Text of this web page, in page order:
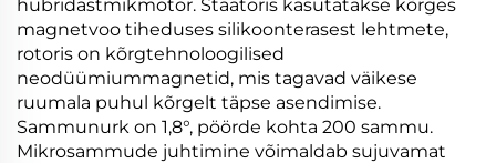
hübridastmikmotor. Staatoris kasutatakse kõrges
magnetvoo tiheduses silikoonterasest lehtmete,
rotoris on kõrgtehnoloogilised
neodüümiummagnetid, mis tagavad väikese
ruumala puhul kõrgelt täpse asendimise.
Sammunurk on 1,8°, pöörde kohta 200 sammu.
Mikrosammude juhtimine võimaldab sujuvamat